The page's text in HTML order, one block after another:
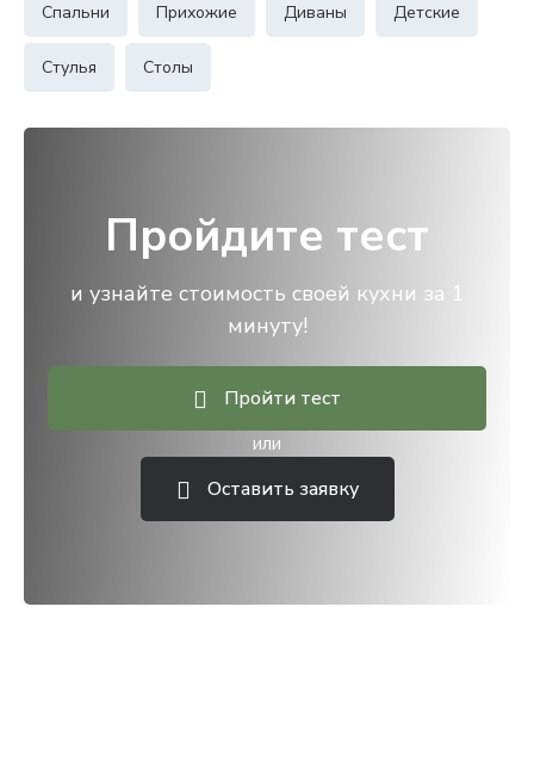
Спальни Прихожие Диваны Детские
Стулья Столы
Пройдите тест
и узнайте стоимость своей кухни за 1
минуту!
Пройти тест
или
Оставить заявку